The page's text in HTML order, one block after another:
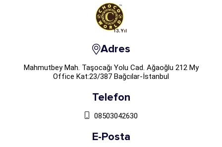
Adres
Mahmutbey Mah. Taşocağı Yolu Cad. Ağaoğlu 212 My
Office Kat:23/387 Bağcılar-İstanbul
Telefon
08503042630
E-Posta